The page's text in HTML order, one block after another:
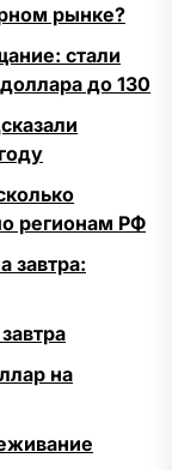
рынке?
стали
до 130
регионам РФ
завтра:
на